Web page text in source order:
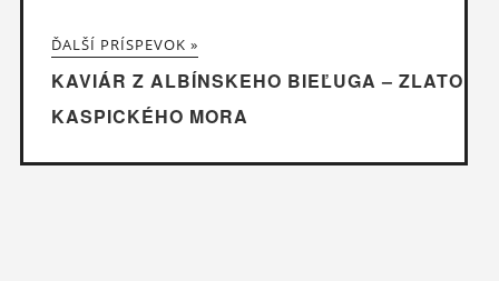
ĎALŠÍ PRÍSPEVOK »
KAVIÁR Z ALBÍNSKEHO BIEĽUGA – ZLATO
KASPICKÉHO MORA